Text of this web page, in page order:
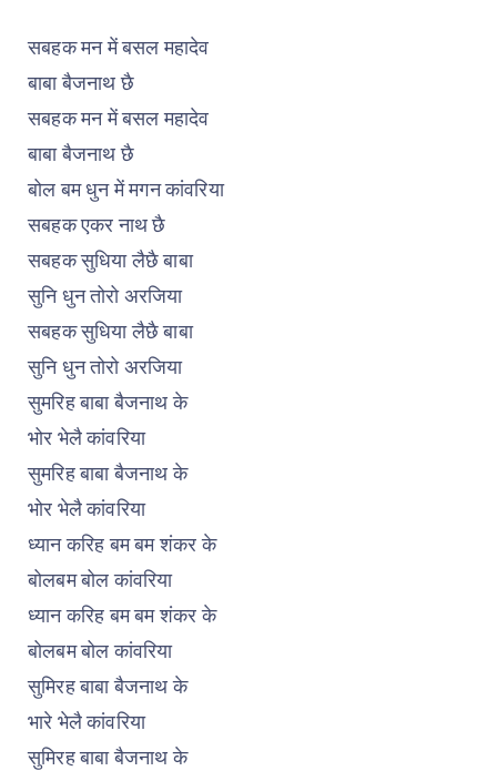
सबहक मन में बसल महादेव
बाबा बैजनाथ छै
सबहक मन में बसल महादेव
बाबा बैजनाथ छै
बोल बम धुन में मगन कांवरिया
सबहक एकर नाथ छै
सबहक सुधिया लैछै बाबा
सुनि धुन तोरो अरजिया
सबहक सुधिया लैछै बाबा
सुनि धुन तोरो अरजिया
सुमरिह बाबा बैजनाथ के
भोर भेलै कांवरिया
सुमरिह बाबा बैजनाथ के
भोर भेलै कांवरिया
ध्यान करिह बम बम शंकर के
बोलबम बोल कांवरिया
ध्यान करिह बम बम शंकर के
बोलबम बोल कांवरिया
सुमिरह बाबा बैजनाथ के
भारे भेलै कांवरिया
सुमिरह बाबा बैजनाथ के